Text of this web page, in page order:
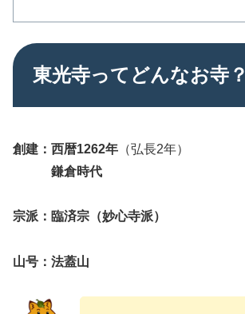
東光寺ってどんなお寺？
創建：西暦1262年 （弘長2年）
鎌倉時代
宗派：臨済宗（妙心寺派）
山号：法蓋山